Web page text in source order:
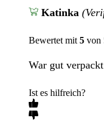
Katinka
Bewertet mit 5 von
War gut
Ist es hilfreich?